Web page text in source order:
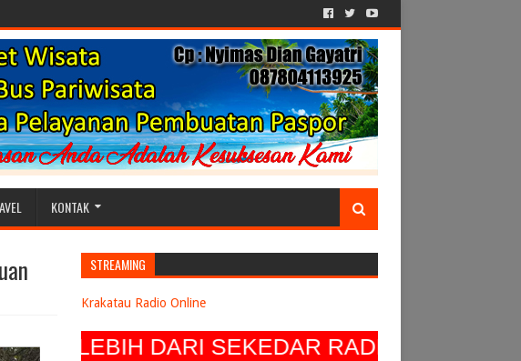
KONTAK
STREAMING
Krakatau Radio Online
LEBIH DARI SEKEDAR RADIO LOKAL,